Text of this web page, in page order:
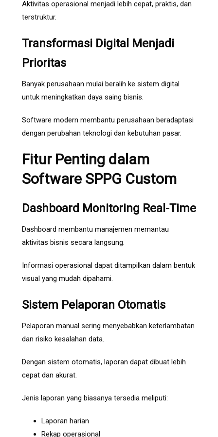
Aktivitas operasional menjadi lebih cepat, praktis, dan
terstruktur.
Transformasi Digital Menjadi
Prioritas
Banyak perusahaan mulai beralih ke sistem digital
untuk meningkatkan daya saing bisnis.
Software modern membantu perusahaan beradaptasi
dengan perubahan teknologi dan kebutuhan pasar.
Fitur Penting dalam
Software SPPG Custom
Dashboard Monitoring Real-Time
Dashboard membantu manajemen memantau
aktivitas bisnis secara langsung.
Informasi operasional dapat ditampilkan dalam bentuk
visual yang mudah dipahami.
Sistem Pelaporan Otomatis
Pelaporan manual sering menyebabkan keterlambatan
dan risiko kesalahan data.
Dengan sistem otomatis, laporan dapat dibuat lebih
cepat dan akurat.
Jenis laporan yang biasanya tersedia meliputi:
Laporan harian
Rekap operasional